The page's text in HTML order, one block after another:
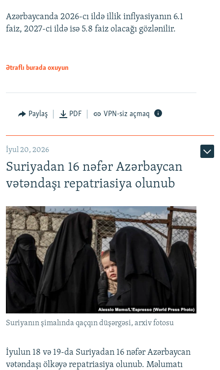
Auto
360p
480p
Azərbaycanda 2026-cı ildə illik inflyasiyanın 6.1
faiz, 2027-ci ildə isə 5.8 faiz olacağı gözlənilir.
Ətraflı burada oxuyun
Paylaş PDF VPN-siz açmaq
İyul 20, 2026
Suriyadan 16 nəfər Azərbaycan
vətəndaşı repatriasiya olunub
Suriyanın şimalında qaçqın düşərgəsi, arxiv fotosu
İyulun 18 və 19-da Suriyadan 16 nəfər Azərbaycan
vətəndaşı ölkəyə repatriasiya olunub. Məlumatı